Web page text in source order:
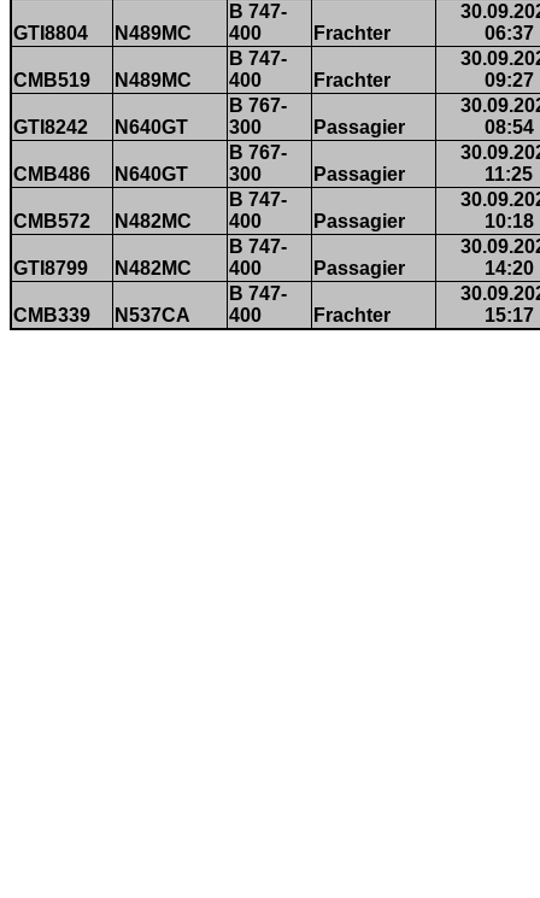
GTI8804 N489MC
B 747-
400
Frachter
06:37
CMB519 N489MC
B 747-
400
Frachter
09:27
GTI8242 N640GT
B 767-
300
Passagier
08:54
CMB486 N640GT
B 767-
300
Passagier
11:25
CMB572 N482MC
B 747-
400
Passagier
10:18
GTI8799 N482MC
B 747-
400
Passagier
14:20
CMB339 N537CA
B 747-
400
Frachter
15:17